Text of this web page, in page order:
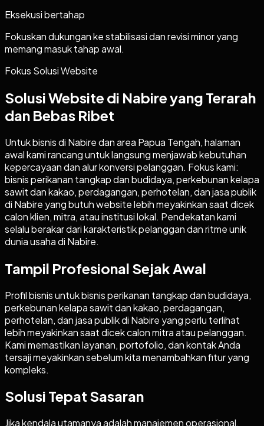
Eksekusi bertahap
Fokuskan dukungan ke stabilisasi dan revisi minor yang
memang masuk tahap awal.
Fokus Solusi Website
Solusi Website di Nabire yang Terarah
dan Bebas Ribet
Untuk bisnis di Nabire dan area Papua Tengah, halaman
awal kami rancang untuk langsung menjawab kebutuhan
kepercayaan dan alur konversi pelanggan. Fokus kami:
bisnis perikanan tangkap dan budidaya, perkebunan kelapa
sawit dan kakao, perdagangan, perhotelan, dan jasa publik
di Nabire yang butuh website lebih meyakinkan saat dicek
calon klien, mitra, atau institusi lokal. Pendekatan kami
selalu berakar dari karakteristik pelanggan dan ritme unik
dunia usaha di Nabire.
Tampil Profesional Sejak Awal
Profil bisnis untuk bisnis perikanan tangkap dan budidaya,
perkebunan kelapa sawit dan kakao, perdagangan,
perhotelan, dan jasa publik di Nabire yang perlu terlihat
lebih meyakinkan saat dicek calon mitra atau pelanggan.
Kami memastikan layanan, portofolio, dan kontak Anda
tersaji meyakinkan sebelum kita menambahkan fitur yang
kompleks.
Solusi Tepat Sasaran
Jika kendala utamanya adalah manajemen operasional,